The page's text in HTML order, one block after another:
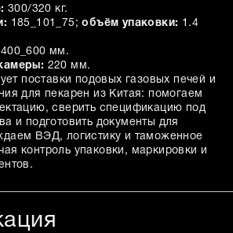
300/320 кг.
185_101_75;объём упаковки: 1.4
400_600 мм.
220 мм.
поставки подовых газовых печей и
для пекарен из Китая: помогаем
сверить спецификацию под
и подготовить документы для
ВЭД, логистику и таможенное
контроль упаковки, маркировки и